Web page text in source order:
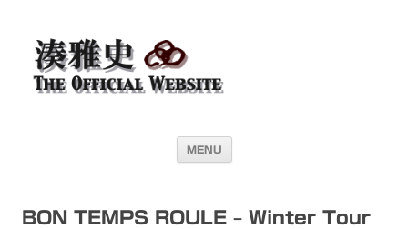
湊雅史オフィシャル・ウェブサイト＜
Masafumi Minato THE
OFFICIAL WEBSITE＞
ウェブサイトです
MENU
BON TEMPS ROULE – Winter Tour